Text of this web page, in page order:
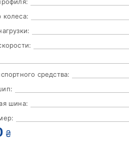
колеса:
средства:
шина:
₴